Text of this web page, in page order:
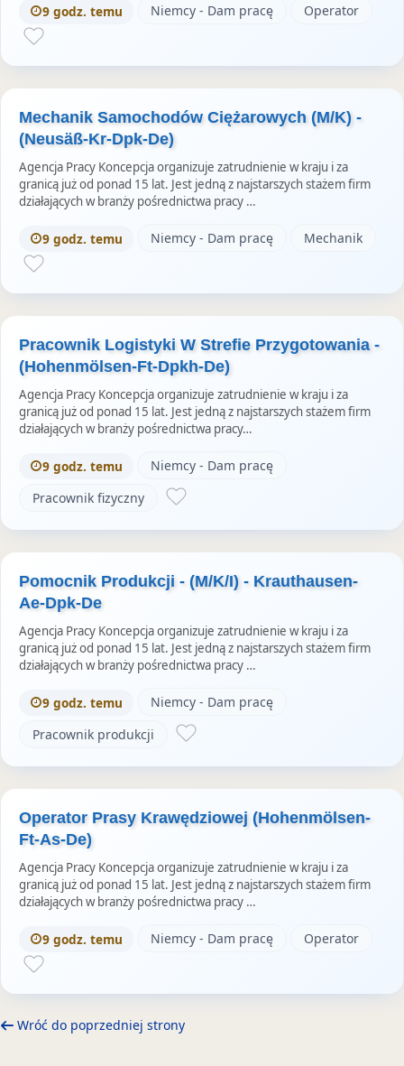
9 godz. temu Niemcy - Dam pracę Operator
Mechanik Samochodów Ciężarowych (M/K) -
(Neusäß-Kr-Dpk-De)
Agencja Pracy Koncepcja organizuje zatrudnienie w kraju i za
granicą już od ponad 15 lat. Jest jedną z najstarszych stażem firm
działających w branży pośrednictwa pracy …
9 godz. temu Niemcy - Dam pracę Mechanik
Pracownik Logistyki W Strefie Przygotowania -
(Hohenmölsen-Ft-Dpkh-De)
Agencja Pracy Koncepcja organizuje zatrudnienie w kraju i za
granicą już od ponad 15 lat. Jest jedną z najstarszych stażem firm
działających w branży pośrednictwa pracy…
9 godz. temu
Niemcy - Dam pracę
Pracownik fizyczny
Pomocnik Produkcji - (M/K/I) - Krauthausen-
Ae-Dpk-De
Agencja Pracy Koncepcja organizuje zatrudnienie w kraju i za
granicą już od ponad 15 lat. Jest jedną z najstarszych stażem firm
działających w branży pośrednictwa pracy …
9 godz. temu
Niemcy - Dam pracę
Pracownik produkcji
Operator Prasy Krawędziowej (Hohenmölsen-
Ft-As-De)
Agencja Pracy Koncepcja organizuje zatrudnienie w kraju i za
granicą już od ponad 15 lat. Jest jedną z najstarszych stażem firm
działających w branży pośrednictwa pracy …
9 godz. temu Niemcy - Dam pracę Operator
Wróć do poprzedniej strony